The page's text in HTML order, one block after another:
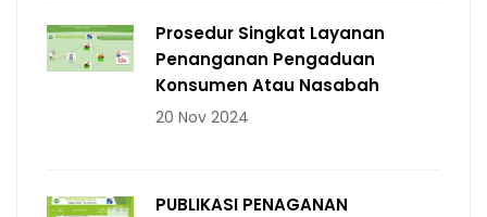
Prosedur Singkat Layanan
Penanganan Pengaduan
Konsumen Atau Nasabah
20 Nov 2024
PUBLIKASI PENAGANAN